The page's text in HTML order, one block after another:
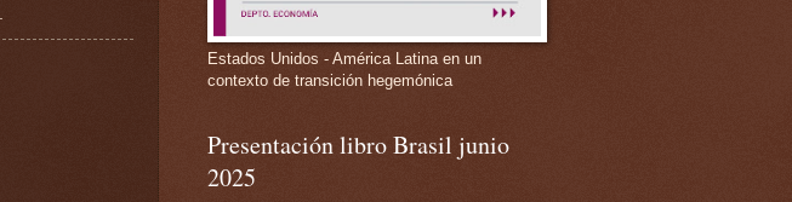
Estados Unidos - América Latina en un
contexto de transición hegemónica
Presentación libro Brasil junio
2025